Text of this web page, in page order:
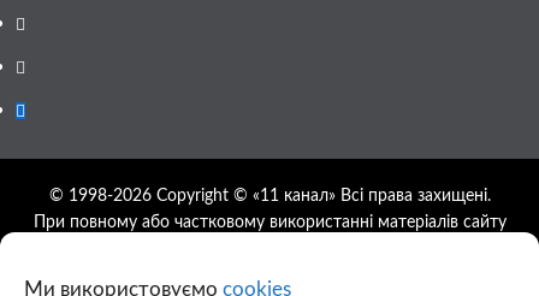
Ми використовуємо cookies
Instagram
Twitter
Google
© 1998-2026 Copyright © «11 канал» Всі права захищені.
При повному або частковому використанні матеріалів сайту